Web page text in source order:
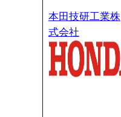
本田技研工業株
式会社